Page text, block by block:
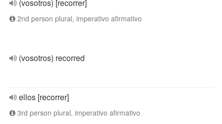
(vosotros) [recorrer]
2nd person plural, imperativo afirmativo
(vosotros) recorred
ellos [recorrer]
3rd person plural, imperativo afirmativo